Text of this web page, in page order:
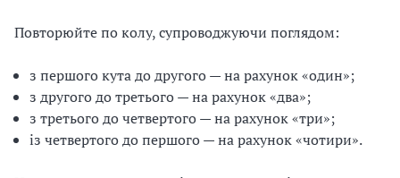
Повторюйте по колу, супроводжуючи поглядом:
з першого кута до другого — на рахунок «один»;
з другого до третього — на рахунок «два»;
з третього до четвертого — на рахунок «три»;
із четвертого до першого — на рахунок «чотири».